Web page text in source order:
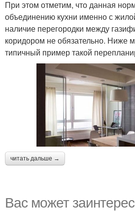
При этом отметим, что данная
объединению кухни именно с
наличие перегородки между
коридором не обязательно. Ниже
типичный пример такой
читать дальше →
Вас может